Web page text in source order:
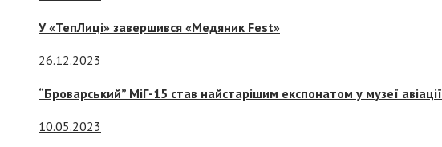
У «ТепЛиці» завершився «Медяник Fest»
26.12.2023
“Броварський” МіГ-15 став найстарішим експонатом у музеї авіації
10.05.2023